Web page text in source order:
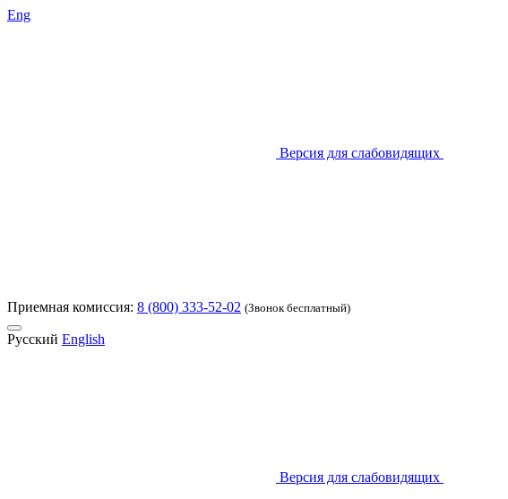
Eng
Версия для слабовидящих
Приемная комиссия: 8 (800) 333-52-02 (Звонок бесплатный)
Русский English
Версия для слабовидящих